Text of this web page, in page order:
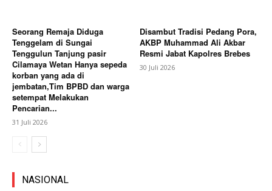
Seorang Remaja Diduga
Tenggelam di Sungai
Tenggulun Tanjung pasir
Cilamaya Wetan Hanya sepeda
korban yang ada di
jembatan,Tim BPBD dan warga
setempat Melakukan
Pencarian...
31 Juli 2026
Disambut Tradisi Pedang Pora,
AKBP Muhammad Ali Akbar
Resmi Jabat Kapolres Brebes
30 Juli 2026
NASIONAL